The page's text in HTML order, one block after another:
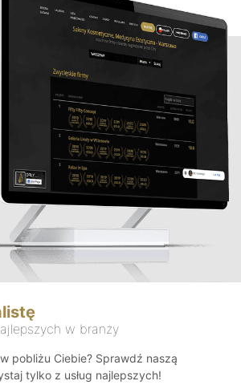
w branży
pobliżu Ciebie? Sprawdź naszą
tylko z usług najlepszych!